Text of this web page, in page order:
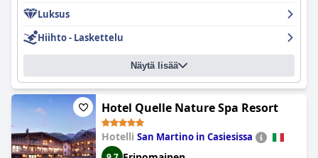
Luksus
Hiihto - Laskettelu
Näytä lisää
Hotel Quelle Nature Spa Resort
Hotelli San Martino in Casiesissa